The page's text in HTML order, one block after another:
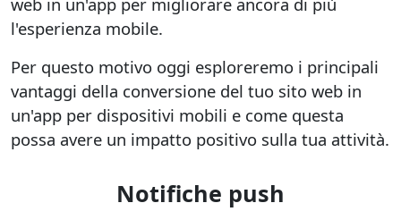
l'esperienza mobile.
Per questo motivo oggi esploreremo i principali
vantaggi della conversione del tuo sito web in
un'app per dispositivi mobili e come questa
possa avere un impatto positivo sulla tua attività.
Notifiche push